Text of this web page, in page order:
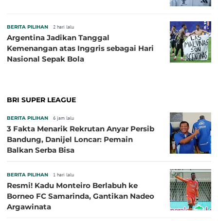
BERITA PILIHAN 2 hari lalu
Argentina Jadikan Tanggal
Kemenangan atas Inggris sebagai Hari
Nasional Sepak Bola
BRI SUPER LEAGUE
BERITA PILIHAN 6 jam lalu
3 Fakta Menarik Rekrutan Anyar Persib
Bandung, Danijel Loncar: Pemain
Balkan Serba Bisa
BERITA PILIHAN 1 hari lalu
Resmi! Kadu Monteiro Berlabuh ke
Borneo FC Samarinda, Gantikan Nadeo
Argawinata